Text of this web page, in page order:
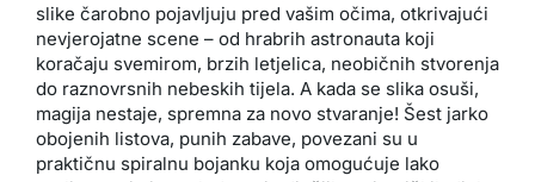
slike čarobno pojavljuju pred vašim očima, otkrivajući
nevjerojatne scene – od hrabrih astronauta koji
koračaju svemirom, brzih letjelica, neobičnih stvorenja
do raznovrsnih nebeskih tijela. A kada se slika osuši,
magija nestaje, spremna za novo stvaranje! Šest jarko
obojenih listova, punih zabave, povezani su u
praktičnu spiralnu bojanku koja omogućuje lako